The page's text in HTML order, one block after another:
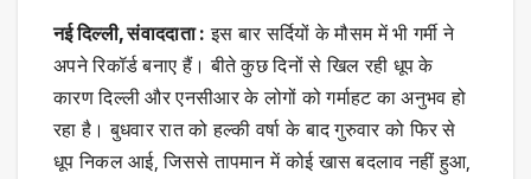
नई दिल्ली, संवाददाता : इस बार सर्दियों के मौसम में भी गर्मी ने
अपने रिकॉर्ड बनाए हैं। बीते कुछ दिनों से खिल रही धूप के
कारण दिल्ली और एनसीआर के लोगों को गर्माहट का अनुभव हो
रहा है। बुधवार रात को हल्की वर्षा के बाद गुरुवार को फिर से
धूप निकल आई, जिससे तापमान में कोई खास बदलाव नहीं हुआ,